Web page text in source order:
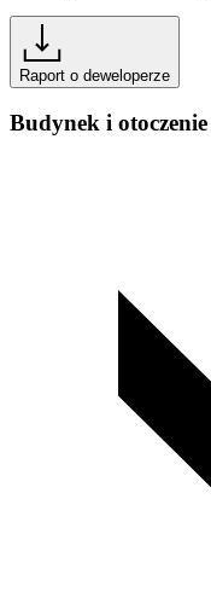
Raport o deweloperze
Budynek i otoczenie